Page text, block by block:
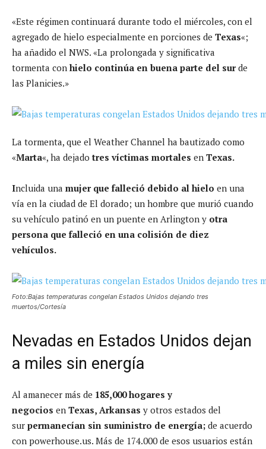
«Este régimen continuará durante todo el miércoles, con el
agregado de hielo especialmente en porciones de Texas«;
ha añadido el NWS. «La prolongada y significativa
tormenta con hielo continúa en buena parte del surde
las Planicies.»
La tormenta, que el Weather Channel ha bautizado como
«Marta«, ha dejadotres víctimas mortales en Texas.
Incluida una mujer que falleció debido al hielo en una
vía en la ciudad de El dorado; un hombre que murió cuando
su vehículo patinó en un puente en Arlington y otra
persona que falleció en una colisión de diez
vehículos.
Foto:Bajas temperaturas congelan Estados Unidos dejando tres
muertos/Cortesía
Nevadas en Estados Unidos dejan
a miles sin energía
Al amanecer más de 185,000 hogares y
negocios en Texas, Arkansas y otros estados del
sur permanecían sin suministro de energía; de acuerdo
con powerhouse.us. Más de 174.000 de esos usuarios están